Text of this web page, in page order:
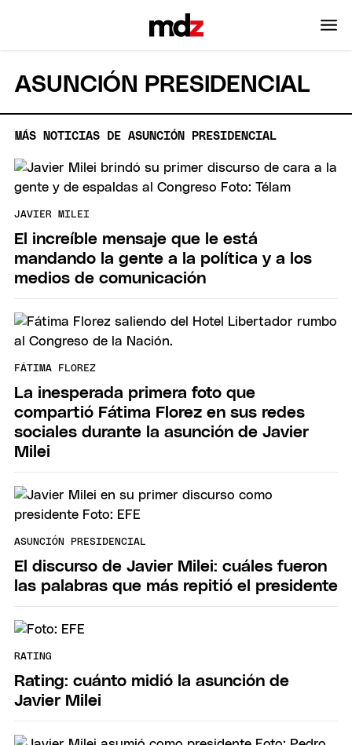
ASUNCIÓN PRESIDENCIAL
MÁS NOTICIAS DE ASUNCIÓN PRESIDENCIAL
JAVIER MILEI
El increíble mensaje que le está
mandando la gente a la política y a los
medios de comunicación
FÁTIMA FLOREZ
La inesperada primera foto que
compartió Fátima Florez en sus redes
sociales durante la asunción de Javier
Milei
ASUNCIÓN PRESIDENCIAL
El discurso de Javier Milei: cuáles fueron
las palabras que más repitió el presidente
RATING
Rating: cuánto midió la asunción de
Javier Milei